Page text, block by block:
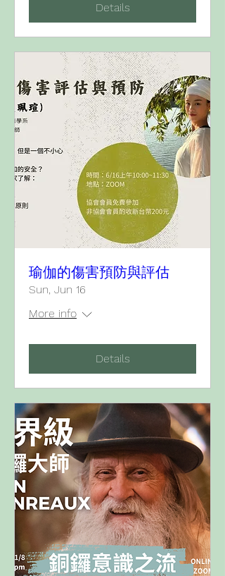
Details
瑜伽的傷害預防與評估
Sun, Jun 16
More info
Details